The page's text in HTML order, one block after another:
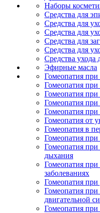
Наборы
Средства для
Средства для
Средства для
Средства для
Средства для
Средства ухода
Эфирные масла
Гомеопатия
Гомеопатия
Гомеопатия при
Гомеопатия при
Гомеопатия
Гомеопатия от
Гомеопатия в
Гомеопатия
Гомеопатия при
дыхания
Гомеопатия при
заболеваниях
Гомеопатия при
Гомеопатия при
двигательной
Гомеопатия при